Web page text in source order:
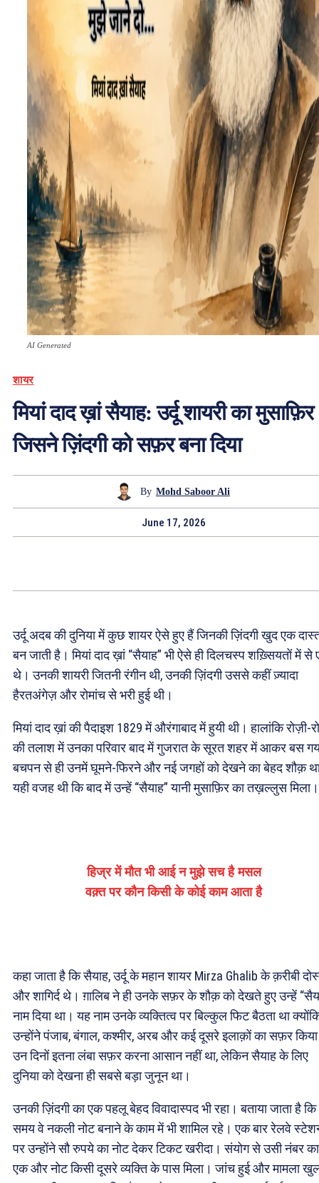
AI Generated
शायर
मियां दाद ख़ां सैयाह: उर्दू शायरी का मुसाफ़िर
जिसने ज़िंदगी को सफ़र बना दिया
By Mohd Saboor Ali
June 17, 2026
उर्दू अदब की दुनिया में कुछ शायर ऐसे हुए हैं जिनकी ज़िंदगी खुद एक
बन जाती है। मियां दाद ख़ां “सैयाह” भी ऐसे ही दिलचस्प शख़्सियतों में से
थे। उनकी शायरी जितनी रंगीन थी, उनकी ज़िंदगी उससे कहीं ज़्यादा
हैरतअंगेज़ और रोमांच से भरी हुई थी।
मियां दाद ख़ां की पैदाइश 1829 में औरंगाबाद में हुयी थी। हालांकि रोज़ी-
की तलाश में उनका परिवार बाद में गुजरात के सूरत शहर में आकर बस
बचपन से ही उनमें घूमने-फिरने और नई जगहों को देखने का बेहद शौक़
यही वजह थी कि बाद में उन्हें “सैयाह” यानी मुसाफ़िर का तख़ल्लुस मिला।
हिज्र में मौत भी आई न मुझे सच है मसल
वक़्त पर कौन किसी के कोई काम आता है
कहा जाता है कि सैयाह, उर्दू के महान शायर Mirza Ghalib के क़रीबी
और शागिर्द थे। ग़ालिब ने ही उनके सफ़र के शौक़ को देखते हुए उन्हें
नाम दिया था। यह नाम उनके व्यक्तित्व पर बिल्कुल फिट बैठता था
उन्होंने पंजाब, बंगाल, कश्मीर, अरब और कई दूसरे इलाक़ों का सफ़र
उन दिनों इतना लंबा सफ़र करना आसान नहीं था, लेकिन सैयाह के लिए
दुनिया को देखना ही सबसे बड़ा जुनून था।
उनकी ज़िंदगी का एक पहलू बेहद विवादास्पद भी रहा। बताया जाता है
समय वे नकली नोट बनाने के काम में भी शामिल रहे। एक बार रेलवे
पर उन्होंने सौ रुपये का नोट देकर टिकट खरीदा। संयोग से उसी नंबर का
एक और नोट किसी दूसरे व्यक्ति के पास मिला। जांच हुई और मामला